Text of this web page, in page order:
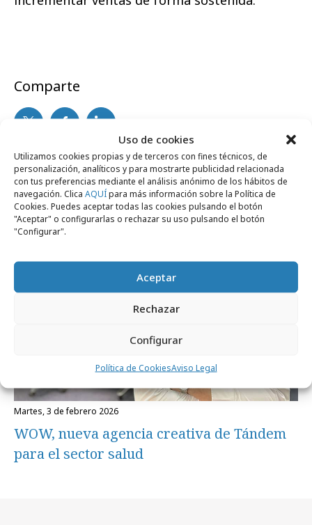
Uso de cookies
Utilizamos cookies propias y de terceros con fines técnicos, de
personalización, analíticos y para mostrarte publicidad relacionada
con tus preferencias mediante el análisis anónimo de los hábitos de
navegación. Clica AQUÍpara más información sobre la Política de
Cookies. Puedes aceptar todas las cookies pulsando el botón
"Aceptar" o configurarlas o rechazar su uso pulsando el botón
"Configurar".
Aceptar
Rechazar
Configurar
Política de CookiesAviso Legal
Comparte
Noticias Relacionadas
Agencias
martes, 3 de febrero 2026
WOW, nueva agencia creativa de Tándem
para el sector salud